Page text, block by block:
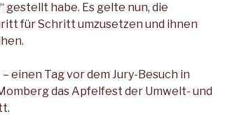
gestellt habe. Es gelte nun, die
für Schritt umzusetzen und ihnen
einen Tag vor dem Jury-Besuch in
das Apfelfest der Umwelt- und